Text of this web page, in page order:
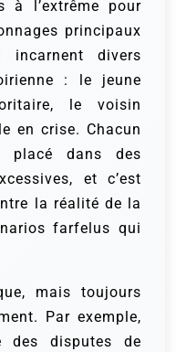
à l’extrême pour
principaux
incarnent divers
: le jeune
le voisin
en crise. Chacun
placé dans des
et c’est
la réalité de la
farfelus qui
mais toujours
Par exemple,
des disputes de